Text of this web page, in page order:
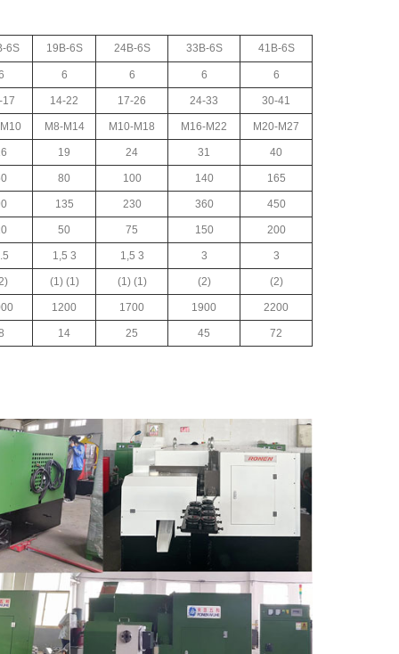
6S 19B-6S 24B-6S 33B-6S 41B-6S
6 6 6 6
17 14-22 17-26 24-33 30-41
М8-М14 М10-М18 М16-М22 М20-М27
19 24 31 40
80 100 140 165
135 230 360 450
50 75 150 200
1,5 3 1,5 3 3 3
(1) (1) (1) (1) (2) (2)
1200 1700 1900 2200
14 25 45 72